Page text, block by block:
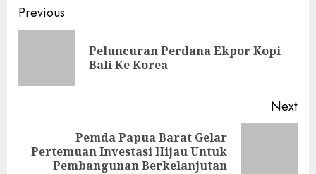
Continue
Reading
Previous
Peluncuran Perdana Ekpor Kopi
Bali Ke Korea
Next
Next
Pemda Papua Barat Gelar
Pertemuan Investasi Hijau Untuk
Pembangunan Berkelanjutan